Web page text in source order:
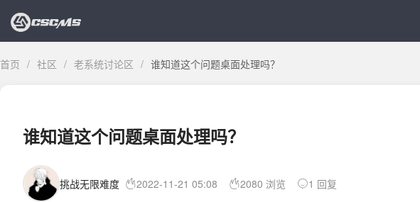
首页 / 社区 / 老系统讨论区 / 谁知道这个问题桌面处理吗？
谁知道这个问题桌面处理吗？
挑战无限难度 2022-11-21 05:08 2080 浏览 1 回复